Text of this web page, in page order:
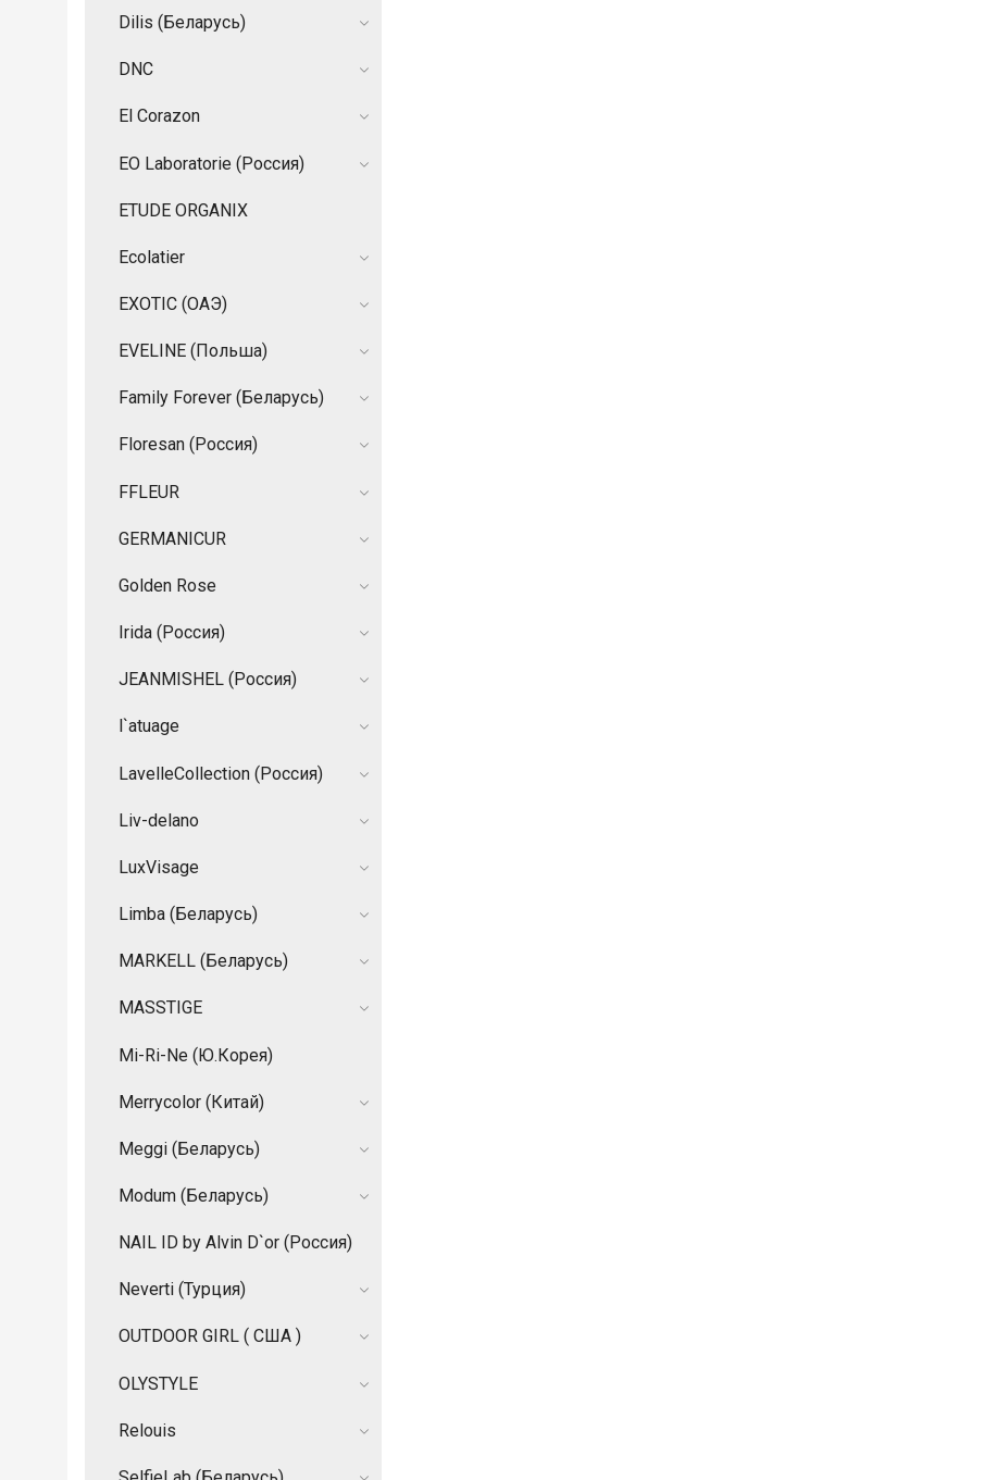
Dilis (Беларусь)
DNC
El Corazon
EO Laboratorie (Россия)
ETUDE ORGANIX
Ecolatier
EXOTIC (ОАЭ)
EVELINE (Польша)
Family Forever (Беларусь)
Floresan (Россия)
FFLEUR
GERMANIСUR
Golden Rose
Irida (Россия)
JEANMISHEL (Россия)
l`atuage
LavelleCollection (Россия)
Liv-delano
LuxVisage
Limba (Беларусь)
MARKELL (Беларусь)
MASSTIGE
Mi-Ri-Ne (Ю.Корея)
Merrycolor (Китай)
Meggi (Беларусь)
Modum (Беларусь)
NAIL ID by Alvin D`or (Россия)
Neverti (Турция)
OUTDOOR GIRL ( США )
OLYSTYLE
Relouis